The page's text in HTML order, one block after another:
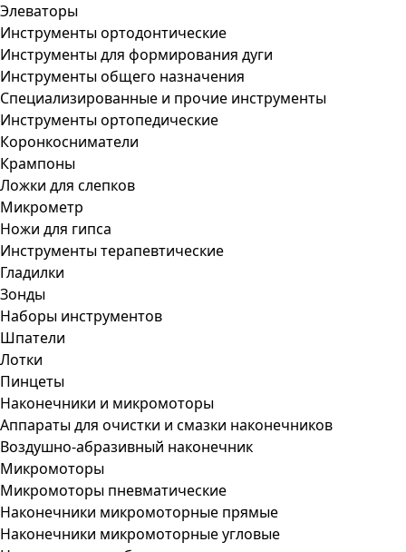
Элеваторы
Инструменты ортодонтические
Инструменты для формирования дуги
Инструменты общего назначения
Специализированные и прочие инструменты
Инструменты ортопедические
Коронкосниматели
Крампоны
Ложки для слепков
Микрометр
Ножи для гипса
Инструменты терапевтические
Гладилки
Зонды
Наборы инструментов
Шпатели
Лотки
Пинцеты
Наконечники и микромоторы
Аппараты для очистки и смазки наконечников
Воздушно-абразивный наконечник
Микромоторы
Микромоторы пневматические
Наконечники микромоторные прямые
Наконечники микромоторные угловые